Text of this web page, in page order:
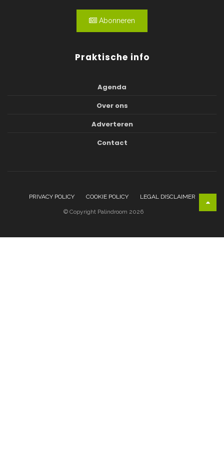
Abonneren
Praktische info
Agenda
Over ons
Adverteren
Contact
PRIVACY POLICY COOKIE POLICY LEGAL DISCLAIMER
© Copyright Palindroom 2026